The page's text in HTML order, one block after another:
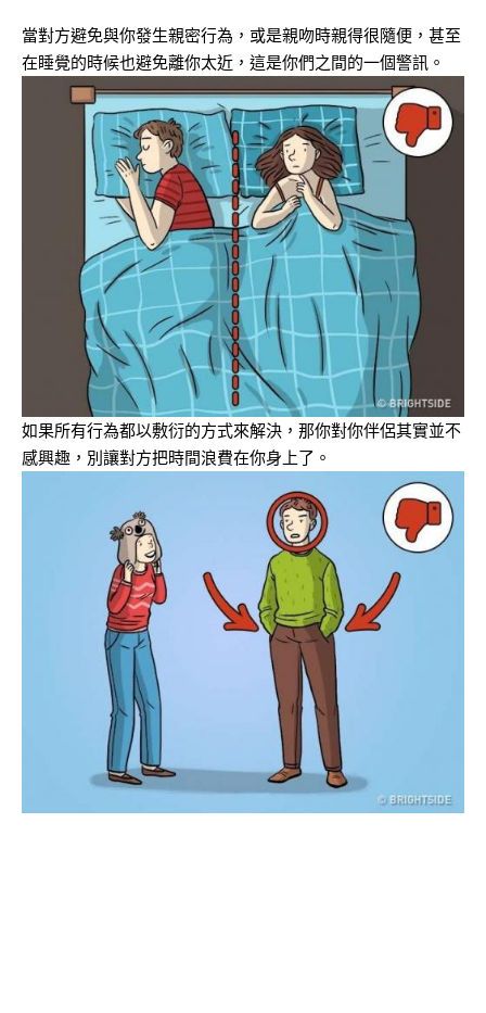
當對方避免與你發生親密行為，或是親吻時親得很隨便，甚至
在睡覺的時候也避免離你太近，這是你們之間的一個警訊。
如果所有行為都以敷衍的方式來解決，那你對你伴侶其實並不
感興趣，別讓對方把時間浪費在你身上了。